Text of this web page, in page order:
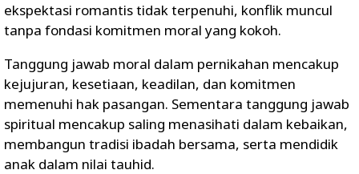
ekspektasi romantis tidak terpenuhi, konflik muncul
tanpa fondasi komitmen moral yang kokoh.
Tanggung jawab moral dalam pernikahan mencakup
kejujuran, kesetiaan, keadilan, dan komitmen
memenuhi hak pasangan. Sementara tanggung jawab
spiritual mencakup saling menasihati dalam kebaikan,
membangun tradisi ibadah bersama, serta mendidik
anak dalam nilai tauhid.